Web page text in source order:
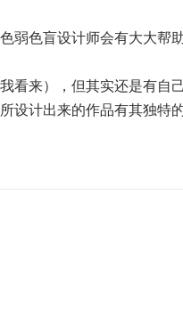
弱色盲设计师会有大大帮助
看来），但其实还是有自
计出来的作品有其独特的